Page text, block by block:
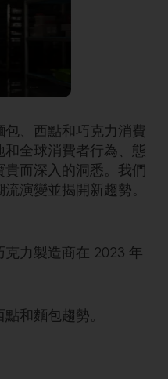
、西點和巧克力消費
全球消費者行為、態
而深入的洞悉。我們
演變並揭開新趨勢。
力製造商在 2023 年
和麵包趨勢。